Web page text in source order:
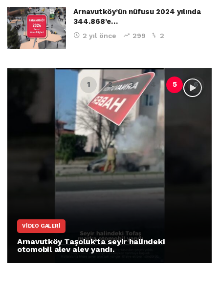
Arnavutköy’ün nüfusu 2024 yılında
344.868’e…
2 yıl önce 299 2
VIDEO GALERI
Arnavutköy Taşoluk’ta seyir halindeki
otomobil alev alev yandı.